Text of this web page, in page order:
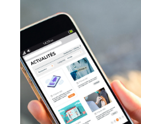
Actualités
Recrutement
Contact